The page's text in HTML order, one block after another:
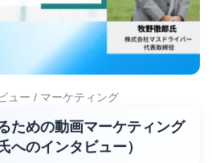
ュー / マーケティング
ための動画マーケティング
へのインタビュー）